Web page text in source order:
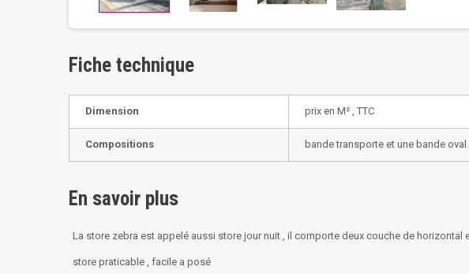
Fiche technique
Dimension prix en M² , TTC
Compositions bande transporte et une bande oval
En savoir plus
La store zebra est appelé aussi store jour nuit , il comporte deux couche de horizontal
store praticable , facile a posé